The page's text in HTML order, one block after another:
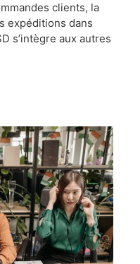
clients, la
expéditions dans
s’intègre aux autres